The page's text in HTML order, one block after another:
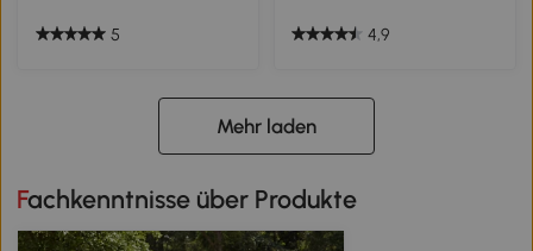
5 4,9
Mehr laden
Fachkenntnisse über Produkte